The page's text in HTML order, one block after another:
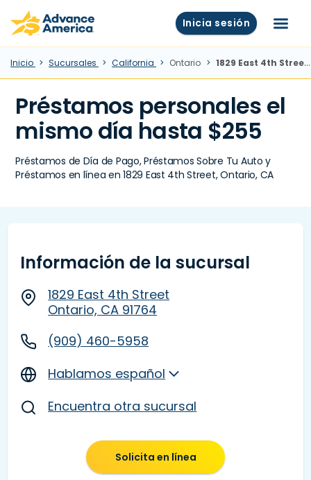
Skip to main content
Advance America home Inicia sesión Menú
Inicio Sucursales California Ontario 1829 East 4th Street, Ontario, CA
Préstamos personales el
mismo día hasta $255
Préstamos de Día de Pago, Préstamos Sobre Tu Auto y
Préstamos en línea en 1829 East 4th Street, Ontario, CA
Información de la sucursal
1829 East 4th Street
Ontario, CA 91764
(909) 460-5958
Hablamos español
Encuentra otra sucursal
Solicita en línea